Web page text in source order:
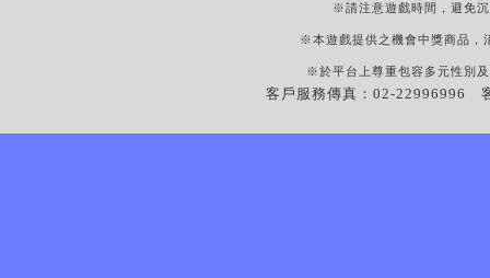
※請注意遊戲時間，避免
※本遊戲提供之機會中獎商品，
※於平台上尊重包容多元性別
客戶服務傳真：02-22996996